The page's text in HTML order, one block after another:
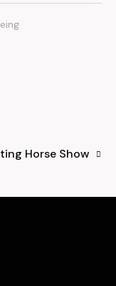
Horse Show